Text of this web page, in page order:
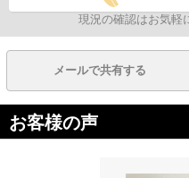
現況の確認はお気軽
メールで共有する
お客様の声